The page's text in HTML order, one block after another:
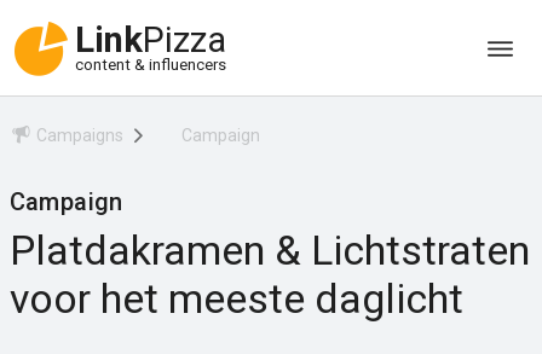
LinkPizza
content & influencers
Campaigns Campaign
Campaign
Platdakramen & Lichtstraten
voor het meeste daglicht